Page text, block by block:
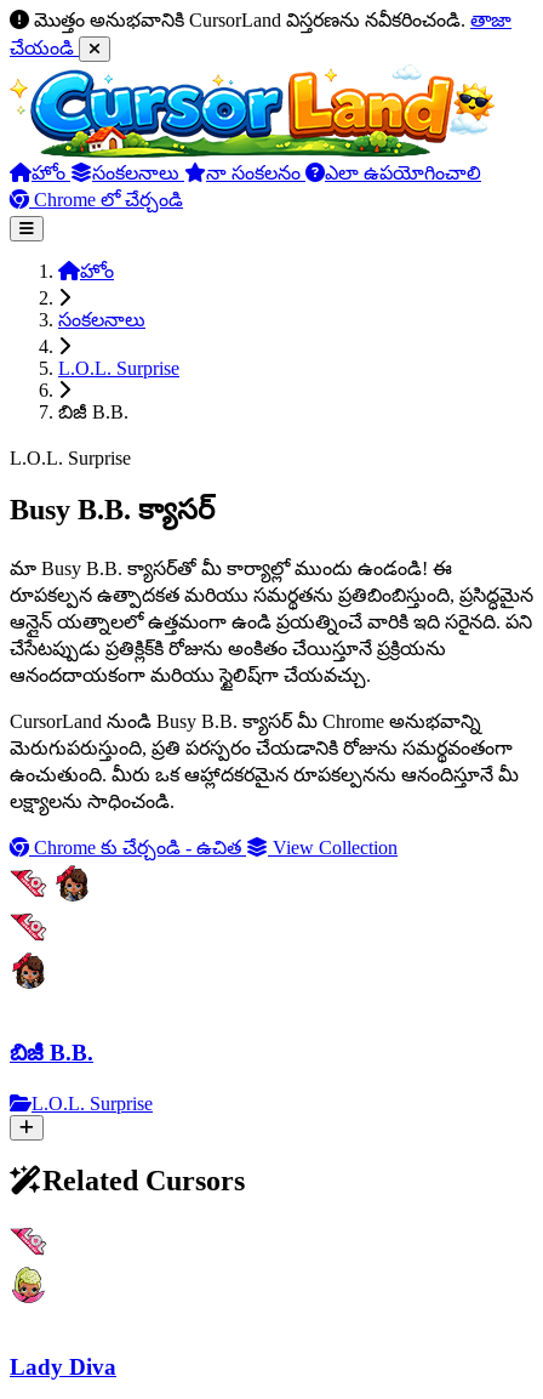
మొత్తం అనుభవానికి CursorLand విస్తరణను నవీకరించండి. తాజా
చేయండి
హోం సంకలనాలు నా సంకలనం
ఎలా ఉపయోగించాలి
Chrome లో చేర్చండి
హోం
సంకలనాలు
L.O.L. Surprise
బిజీ B.B.
L.O.L. Surprise
Busy B.B. క్యాసర్
మా Busy B.B. క్యాసర్‌తో మీ కార్యాల్లో ముందు ఉండండి! ఈ
రూపకల్పన ఉత్పాదకత మరియు సమర్థతను ప్రతిబింబిస్తుంది, ప్రసిద్ధమైన
ఆన్లైన్ యత్నాలలో ఉత్తమంగా ఉండి ప్రయత్నించే వారికి ఇది సరైనది. పని
చేసేటప్పుడు ప్రతిక్లిక్‌కి రోజును అంకితం చేయిస్తూనే ప్రక్రియను
ఆనందదాయకంగా మరియు స్టైలిష్‌గా చేయవచ్చు.
CursorLand నుండి Busy B.B. క్యాసర్ మీ Chrome అనుభవాన్ని
మెరుగుపరుస్తుంది, ప్రతి పరస్పరం చేయడానికి రోజును సమర్థవంతంగా
ఉంచుతుంది. మీరు ఒక ఆహ్లాదకరమైన రూపకల్పనను ఆనందిస్తూనే మీ
లక్ష్యాలను సాధించండి.
Chrome కు చేర్చండి - ఉచిత View Collection
బిజీ B.B.
L.O.L. Surprise
Related Cursors
Lady Diva